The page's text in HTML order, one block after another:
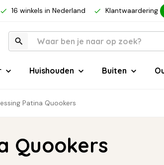
16 winkels in Nederland Klantwaardering
Huishouden Buiten
Patina Quookers
Quookers